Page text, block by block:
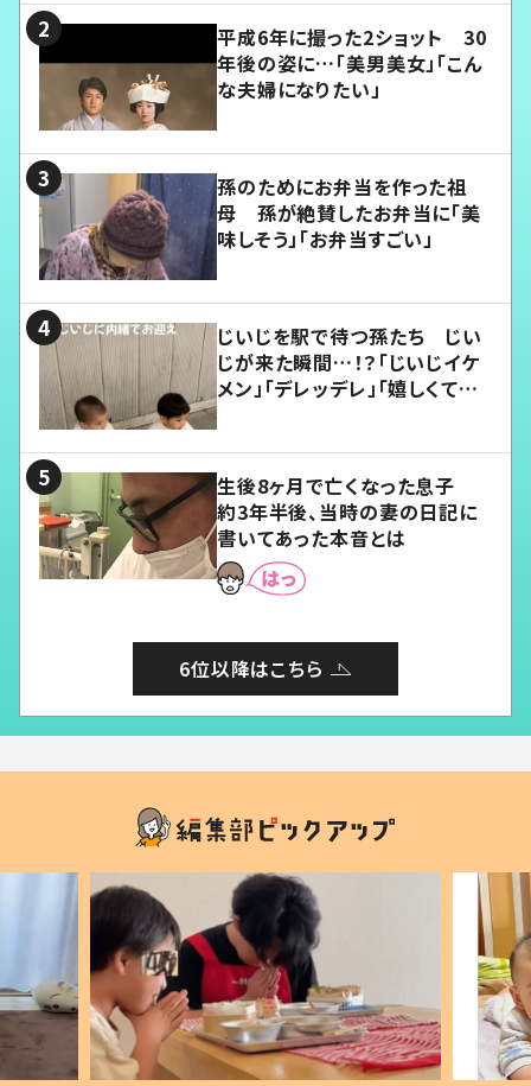
平成6年に撮った2ショット 30
年後の姿に…「美男美女」「こん
な夫婦になりたい」
孫のためにお弁当を作った祖
母 孫が絶賛したお弁当に「美
味しそう」「お弁当すごい」
じいじを駅で待つ孫たち じい
じが来た瞬間…！？「じいじイケ
メン」「デレッデレ」「嬉しくて可
生後8ヶ月で亡くなった息子
約3年半後、当時の妻の日記に
書いてあった本音とは
6位以降はこちら